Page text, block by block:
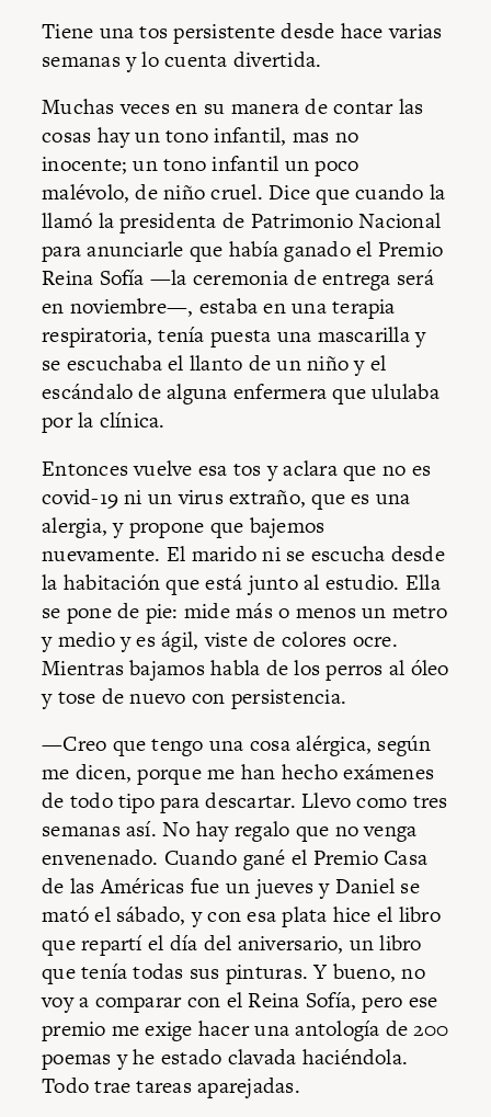
Tiene una tos persistente desde hace varias
semanas y lo cuenta divertida.
Muchas veces en su manera de contar las
cosas hay un tono infantil, mas no
inocente; un tono infantil un poco
malévolo, de niño cruel. Dice que cuando la
llamó la presidenta de Patrimonio Nacional
para anunciarle que había ganado el Premio
Reina Sofía —la ceremonia de entrega será
en noviembre—, estaba en una terapia
respiratoria, tenía puesta una mascarilla y
se escuchaba el llanto de un niño y el
escándalo de alguna enfermera que ululaba
por la clínica.
Entonces vuelve esa tos y aclara que no es
covid-19 ni un virus extraño, que es una
alergia, y propone que bajemos
nuevamente. El marido ni se escucha desde
la habitación que está junto al estudio. Ella
se pone de pie: mide más o menos un metro
y medio y es ágil, viste de colores ocre.
Mientras bajamos habla de los perros al óleo
y tose de nuevo con persistencia.
—Creo que tengo una cosa alérgica, según
me dicen, porque me han hecho exámenes
de todo tipo para descartar. Llevo como tres
semanas así. No hay regalo que no venga
envenenado. Cuando gané el Premio Casa
de las Américas fue un jueves y Daniel se
mató el sábado, y con esa plata hice el libro
que repartí el día del aniversario, un libro
que tenía todas sus pinturas. Y bueno, no
voy a comparar con el Reina Sofía, pero ese
premio me exige hacer una antología de 200
poemas y he estado clavada haciéndola.
Todo trae tareas aparejadas.